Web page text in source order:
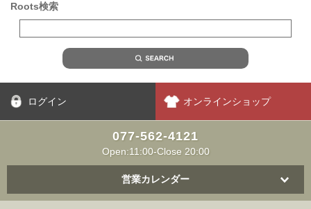
Roots検索
ログイン オンラインショップ
077-562-4121
Open:11:00-Close 20:00
営業カレンダー